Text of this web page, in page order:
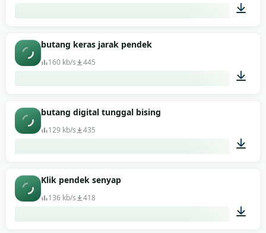
butang keras jarak pendek
160 kb/s 445
butang digital tunggal bising
129 kb/s 435
Klik pendek senyap
136 kb/s 418